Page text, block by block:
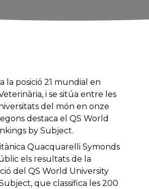
la posició 21 mundial en
i se sitúa entre les
del món en onze
destaca el QS World
by Subject.
Quacquarelli Symonds
els resultats de la
del QS World University
que classifica les 200